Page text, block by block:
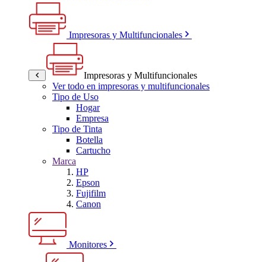
Impresoras y Multifuncionales
Impresoras y Multifuncionales
Ver todo en impresoras y multifuncionales
Tipo de Uso
Hogar
Empresa
Tipo de Tinta
Botella
Cartucho
Marca
HP
Epson
Fujifilm
Canon
Monitores